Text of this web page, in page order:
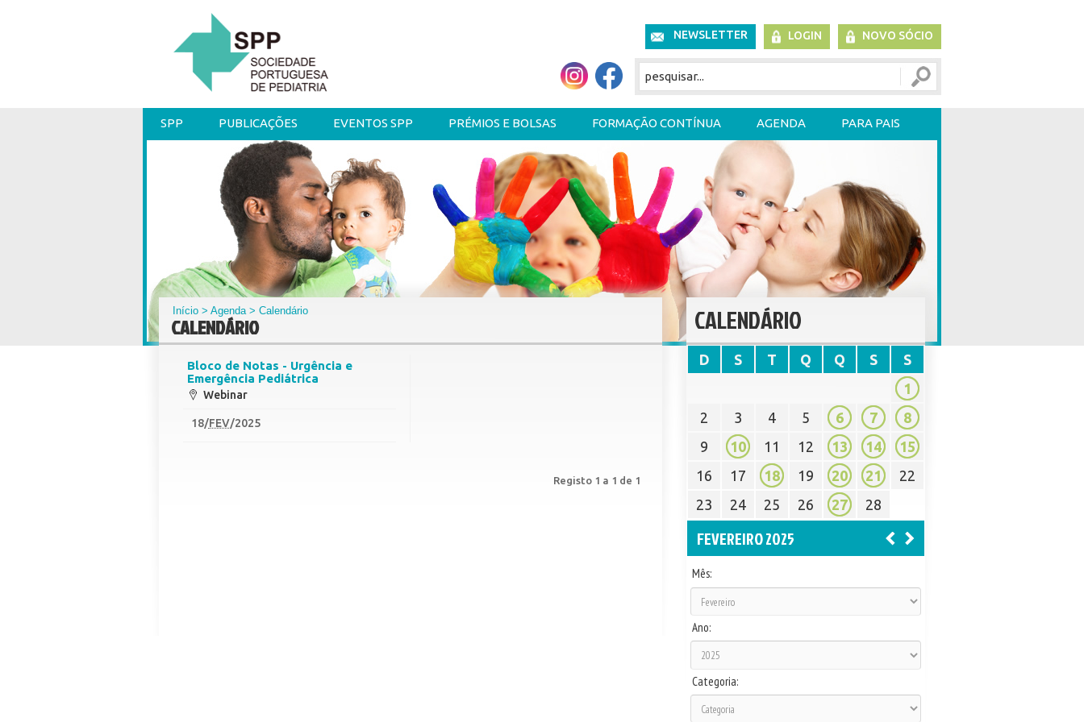
NEWSLETTER LOGIN NOVO SÓCIO
SPP PUBLICAÇÕES EVENTOS SPP PRÉMIOS E BOLSAS FORMAÇÃO CONTÍNUA AGENDA PARA PAIS
Início >Agenda> Calendário
CALENDÁRIO
Bloco de Notas - Urgência e
Emergência Pediátrica
Webinar
18/FEV/2025
Registo 1 a 1 de 1
CALENDÁRIO
D S T Q Q S
S
1
2
3 4 5 6 7
8
9
10 11 12 13 14
15
16
17 18 19 20 21
22
23
24 25 26 27 28
FEVEREIRO 2025
Mês:
Ano:
Categoria: